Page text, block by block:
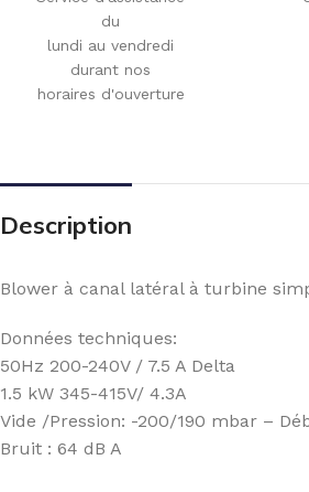
du
lundi au vendredi
durant nos
horaires d'ouverture
Description
Blower à canal latéral à turbine
Données techniques:
50Hz 200-240V / 7.5 A Delta
1.5 kW 345-415V/ 4.3A
Vide /Pression: -200/190 mbar –
Bruit : 64 dB A